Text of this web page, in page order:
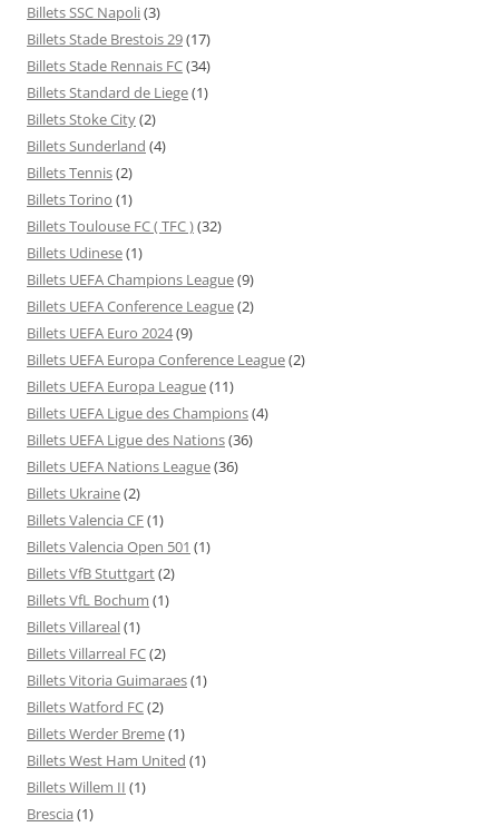
Billets SSC Napoli(3)
Billets Stade Brestois 29(17)
Billets Stade Rennais FC(34)
Billets Standard de Liege(1)
Billets Stoke City(2)
Billets Sunderland (4)
Billets Tennis(2)
Billets Torino (1)
Billets Toulouse FC ( TFC )(32)
Billets Udinese(1)
Billets UEFA Champions League(9)
Billets UEFA Conference League(2)
Billets UEFA Euro 2024(9)
Billets UEFA Europa Conference League(2)
Billets UEFA Europa League(11)
Billets UEFA Ligue des Champions(4)
Billets UEFA Ligue des Nations(36)
Billets UEFA Nations League(36)
Billets Ukraine(2)
Billets Valencia CF(1)
Billets Valencia Open 501 (1)
Billets VfB Stuttgart(2)
Billets VfL Bochum (1)
Billets Villareal(1)
Billets Villarreal FC(2)
Billets Vitoria Guimaraes(1)
Billets Watford FC(2)
Billets Werder Breme(1)
Billets West Ham United (1)
Billets Willem II (1)
Brescia (1)